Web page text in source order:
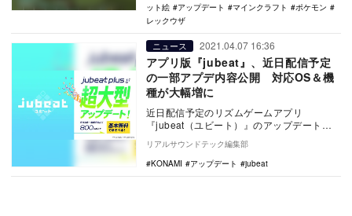
ット絵
アップデート マインクラフト
ポケモン
レックウザ
ニュース 2021.04.07 16:36
アプリ版『jubeat』、近日配信予定
の一部アプデ内容公開 対応OS＆機
種が大幅増に
近日配信予定のリズムゲームアプリ
『jubeat（ユビート）』のアップデート内
容が、一部公開された。 今回のアップデ
ートで…
リアルサウンドテック編集部
KONAMI
アップデート jubeat